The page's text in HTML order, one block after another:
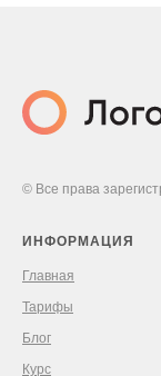
© Все права
ИНФОРМАЦИЯ
Главная
Тарифы
Блог
Курс